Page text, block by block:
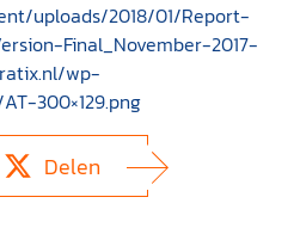
uploads/2018/01/Report-
Final_November-2017-
wp-
300×129.png
Delen